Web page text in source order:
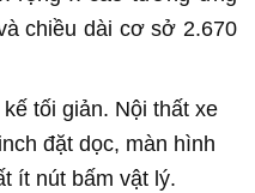
chiều dài cơ sở 2.670
tối giản. Nội thất xe
đặt dọc, màn hình
ít nút bấm vật lý.